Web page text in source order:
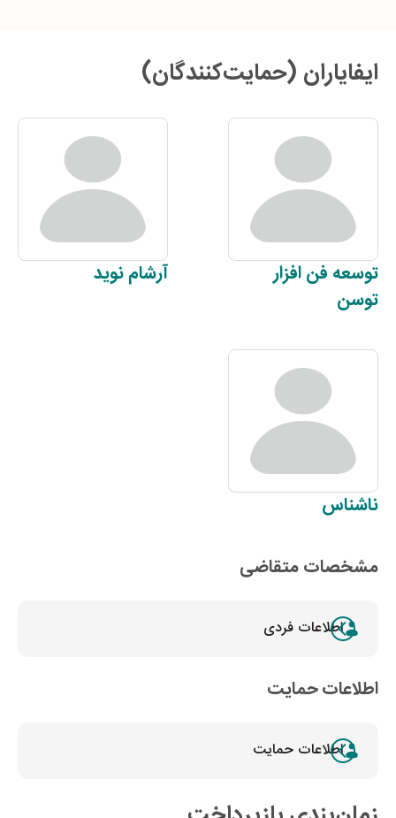
ایفایاران (حمایت‌کنندگان)
توسعه فن افزار
توسن
آرشامنوید
ناشناس
مشخصات متقاضی
اطلاعات فردی
اطلاعات حمایت
اطلاعات حمایت